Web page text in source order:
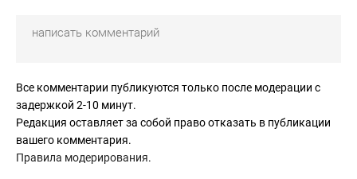
Все комментарии публикуются только после модерации с
задержкой 2-10 минут.
Редакция оставляет за собой право отказать в публикации
вашего комментария.
Правила модерирования.